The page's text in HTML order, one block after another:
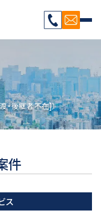
・後継者不在]）
件
ス